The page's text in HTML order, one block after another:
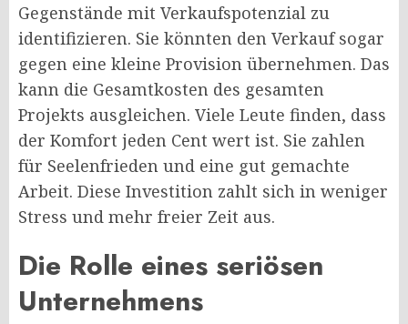
Gegenstände mit Verkaufspotenzial zu
identifizieren. Sie könnten den Verkauf sogar
gegen eine kleine Provision übernehmen. Das
kann die Gesamtkosten des gesamten
Projekts ausgleichen. Viele Leute finden, dass
der Komfort jeden Cent wert ist. Sie zahlen
für Seelenfrieden und eine gut gemachte
Arbeit. Diese Investition zahlt sich in weniger
Stress und mehr freier Zeit aus.
Die Rolle eines seriösen
Unternehmens